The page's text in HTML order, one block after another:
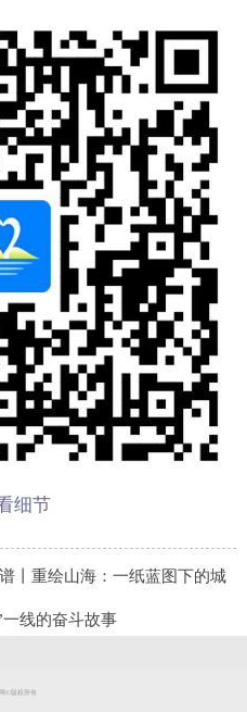
细节
丨重绘山海：一纸蓝图下的城
线的奋斗故事
©版权所有